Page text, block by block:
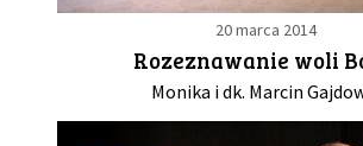
20 marca 2014
Rozeznawanie woli
Monika i dk. Marcin